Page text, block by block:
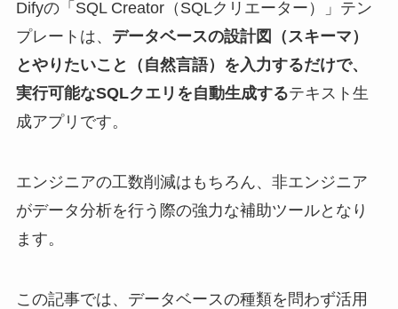
Difyの「SQL Creator（SQLクリエーター）」テン
プレートは、 データベースの設計図（スキーマ）
とやりたいこと（自然言語）を入力するだけで、
実行可能なSQLクエリを自動生成するテキスト生
成アプリです。
エンジニアの工数削減はもちろん、非エンジニア
がデータ分析を行う際の強力な補助ツールとなり
ます。
この記事では、データベースの種類を問わず活用